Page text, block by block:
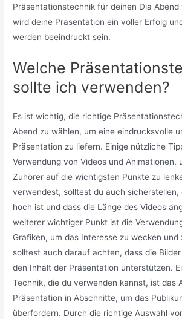
Präsentationstechnik für deinen Dia Abend
wird deine Präsentation ein voller Erfolg
werden beeindruckt sein.
Welche
sollte ich verwenden?
Es ist wichtig, die richtige
Abend zu wählen, um eine eindrucksvolle
Präsentation zu liefern. Einige nützliche
Verwendung von Videos und Animationen,
Zuhörer auf die wichtigsten Punkte zu
verwendest, solltest du auch sicherstellen,
hoch ist und dass die Länge des Videos
weiterer wichtiger Punkt ist die
Grafiken, um das Interesse zu wecken und
solltest auch darauf achten, dass die
den Inhalt der Präsentation unterstützen.
Technik, die du verwenden kannst, ist das
Präsentation in Abschnitte, um das
überfordern. Durch die richtige Auswahl